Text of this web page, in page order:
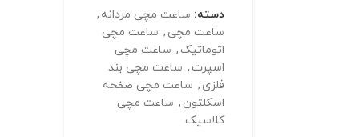
دسته: ساعت مچی مردانه ,
ساعت مچی , ساعت مچی
اتوماتیک , ساعت مچی
اسپرت , ساعت مچی بند
فلزی , ساعت مچی صفحه
اسکلتون , ساعت مچی
کلاسیک